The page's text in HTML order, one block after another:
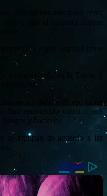
esto tal vez sólo pasó cerca
dijo el co-autor Jorgen
a algún lugar,el reino
forma de vida en la Tierra, y
y debajo de eso es un
han reconocido cinco o seis
y bacterias.
se agrupan de acuerdo a las